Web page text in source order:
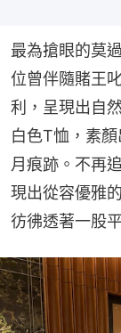
最為搶眼的莫
位曾伴隨賭王
利，呈現出自
白色T恤，素
月痕跡。不再
現出從容優雅
彷彿透著一股